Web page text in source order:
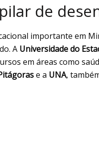
de
importante em
A Universidade do
em áreas como
e a UNA,